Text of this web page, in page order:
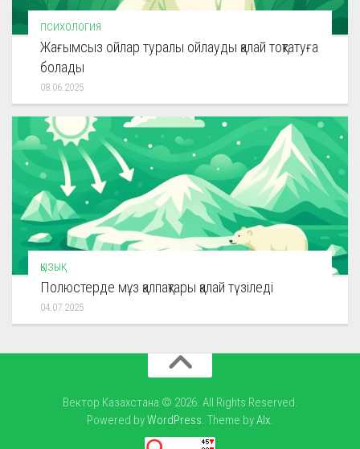
ПСИХОЛОГИЯ
Жағымсыз ойлар туралы ойлауды қалай тоқтатуға
болады
08.06.2025
ҚЫЗЫҚ
Полюстерде мұз қалпақтары қалай түзіледі
04.07.2025
Вектор Казахстана © 2026. All Rights Reserved.
Powered byWordPress. Theme byAlx.